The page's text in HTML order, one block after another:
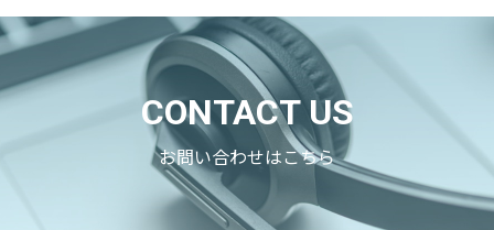
CONTACT US
お問い合わせはこちら